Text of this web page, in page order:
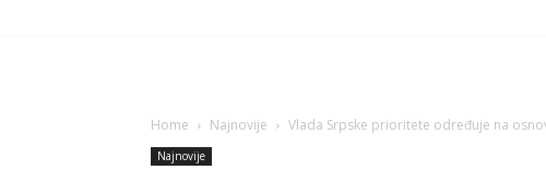
Home Najnovije Vlada Srpske prioritete određuje na
Najnovije